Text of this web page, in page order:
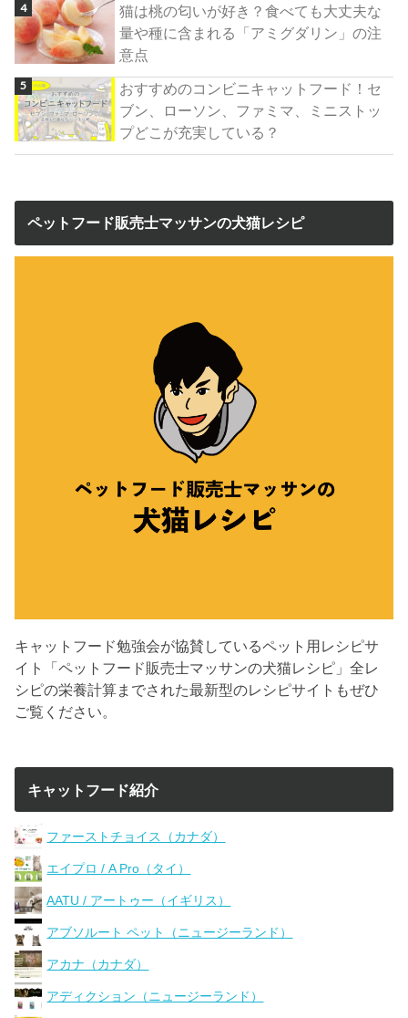
猫は桃の匂いが好き？食べても大丈夫な
量や種に含まれる「アミグダリン」の注
意点
おすすめのコンビニキャットフード！セ
ブン、ローソン、ファミマ、ミニストッ
プどこが充実している？
ペットフード販売士マッサンの犬猫レシピ
キャットフード勉強会が協賛しているペット用レシピサ
イト「ペットフード販売士マッサンの犬猫レシピ」全レ
シピの栄養計算までされた最新型のレシピサイトもぜひ
ご覧ください。
キャットフード紹介
ファーストチョイス（カナダ）
エイプロ / A Pro（タイ）
AATU / アートゥー（イギリス）
アブソルート ペット（ニュージーランド）
アカナ（カナダ）
アディクション（ニュージーランド）